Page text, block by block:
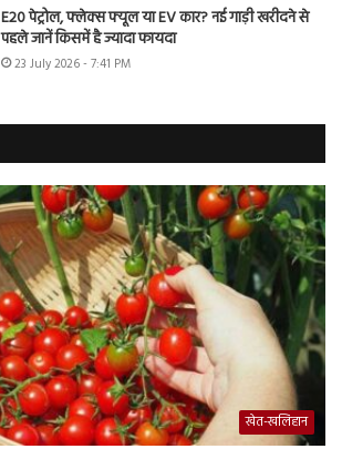
E20 पेट्रोल, फ्लेक्स फ्यूल या EV कार? नई गाड़ी खरीदने से
पहले जानें किसमें है ज्यादा फायदा
23 July 2026 - 7:41 PM
खेत-खलिहान